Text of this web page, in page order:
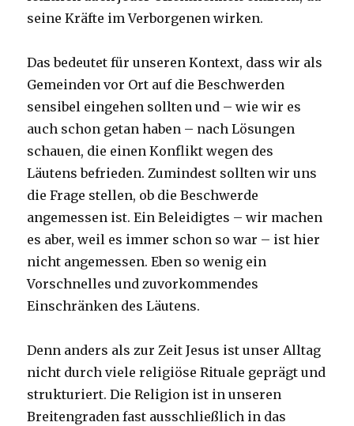
seine Kräfte im Verborgenen wirken.
Das bedeutet für unseren Kontext, dass wir als
Gemeinden vor Ort auf die Beschwerden
sensibel eingehen sollten und – wie wir es
auch schon getan haben – nach Lösungen
schauen, die einen Konflikt wegen des
Läutens befrieden. Zumindest sollten wir uns
die Frage stellen, ob die Beschwerde
angemessen ist. Ein Beleidigtes – wir machen
es aber, weil es immer schon so war – ist hier
nicht angemessen. Eben so wenig ein
Vorschnelles und zuvorkommendes
Einschränken des Läutens.
Denn anders als zur Zeit Jesus ist unser Alltag
nicht durch viele religiöse Rituale geprägt und
strukturiert. Die Religion ist in unseren
Breitengraden fast ausschließlich in das